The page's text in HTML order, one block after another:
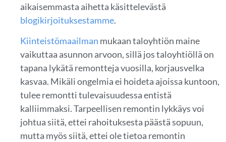
aikaisemmasta aihetta käsittelevästä
blogikirjoituksestamme.
Kiinteistömaailman mukaan taloyhtiön maine
vaikuttaa asunnon arvoon, sillä jos taloyhtiöllä on
tapana lykätä remontteja vuosilla, korjausvelka
kasvaa. Mikäli ongelmia ei hoideta ajoissa kuntoon,
tulee remontti tulevaisuudessa entistä
kalliimmaksi. Tarpeellisen remontin lykkäys voi
johtua siitä, ettei rahoituksesta päästä sopuun,
mutta myös siitä, ettei ole tietoa remontin